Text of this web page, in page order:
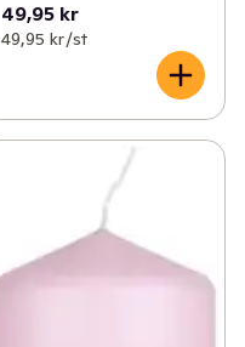
49,95 kr
49,95 kr /st